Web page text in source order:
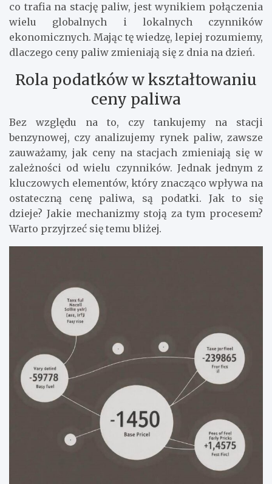
co trafia na stację paliw, jest wynikiem połączenia
wielu globalnych i lokalnych czynników
ekonomicznych. Mając tę wiedzę, lepiej rozumiemy,
dlaczego ceny paliw zmieniają się z dnia na dzień.
Rola podatków w kształtowaniu
ceny paliwa
Bez względu na to, czy tankujemy na stacji
benzynowej, czy analizujemy rynek paliw, zawsze
zauważamy, jak ceny na stacjach zmieniają się w
zależności od wielu czynników. Jednak jednym z
kluczowych elementów, który znacząco wpływa na
ostateczną cenę paliwa, są podatki. Jak to się
dzieje? Jakie mechanizmy stoją za tym procesem?
Warto przyjrzeć się temu bliżej.